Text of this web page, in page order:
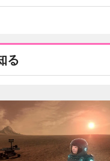
る